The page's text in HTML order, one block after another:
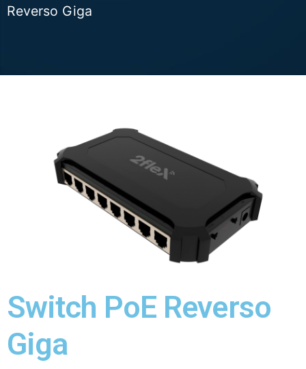
Reverso Giga
Switch PoE Reverso
Giga